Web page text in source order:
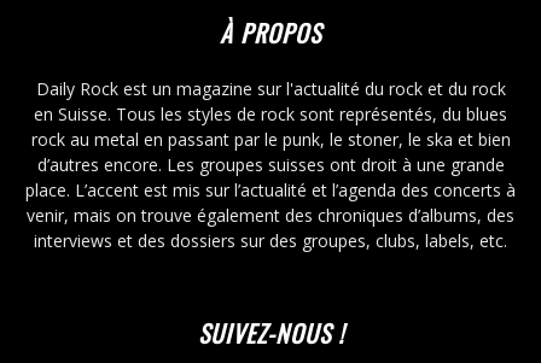
À PROPOS
Daily Rock est un magazine sur l'actualité du rock et du rock
en Suisse. Tous les styles de rock sont représentés, du blues
rock au metal en passant par le punk, le stoner, le ska et bien
d’autres encore. Les groupes suisses ont droit à une grande
place. L’accent est mis sur l’actualité et l’agenda des concerts à
venir, mais on trouve également des chroniques d’albums, des
interviews et des dossiers sur des groupes, clubs, labels, etc.
SUIVEZ-NOUS !